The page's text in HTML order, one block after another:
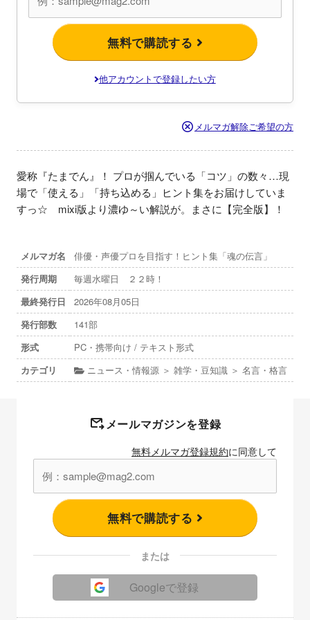
無料で購読する
他アカウントで登録したい方
メルマガ解除ご希望の方
愛称『たまでん』！ プロが掴んでいる「コツ」の数々…現
場で「使える」「持ち込める」ヒント集をお届けしていま
すっ☆　mixi版より濃ゆ～い解説が。まさに【完全版】！
メルマガ名
俳優・声優プロを目指す！ヒント集「魂の伝言」
発行周期
毎週水曜日 ２２時！
最終発行日
2026年08月05日
発行部数
141部
形式
PC・携帯向け / テキスト形式
カテゴリ
ニュース・情報源 ＞ 雑学・豆知識 ＞ 名言・格言
メールマガジンを登録
無料メルマガ登録規約に同意して
無料で購読する
または
Googleで登録